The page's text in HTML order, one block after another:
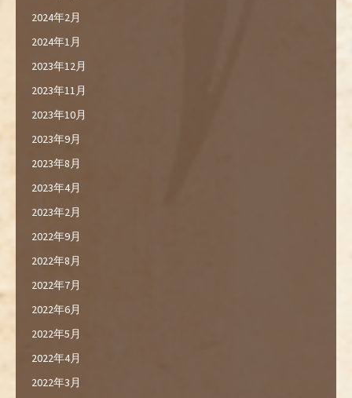
2024年2月
2024年1月
2023年12月
2023年11月
2023年10月
2023年9月
2023年8月
2023年4月
2023年2月
2022年9月
2022年8月
2022年7月
2022年6月
2022年5月
2022年4月
2022年3月